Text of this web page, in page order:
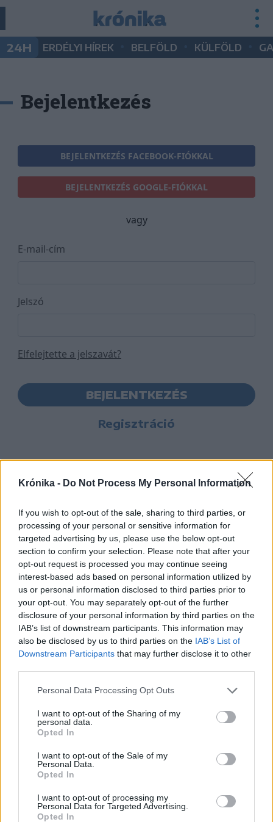
Krónika - Do Not Process My Personal Information
If you wish to opt-out of the sale, sharing to third parties, or
processing of your personal or sensitive information for
targeted advertising by us, please use the below opt-out
section to confirm your selection. Please note that after your
opt-out request is processed you may continue seeing
interest-based ads based on personal information utilized by
us or personal information disclosed to third parties prior to
your opt-out. You may separately opt-out of the further
disclosure of your personal information by third parties on the
IAB’s list of downstream participants. This information may
also be disclosed by us to third parties on the IAB’s List of
Downstream Participants that may further disclose it to other
Personal Data Processing Opt Outs
I want to opt-out of the Sharing of my
personal data.
Opted In
I want to opt-out of the Sale of my
Personal Data.
Opted In
I want to opt-out of processing my
Personal Data for Targeted Advertising.
Opted In
24H ERDÉLYI HÍREK BELFÖLD KÜLFÖLD
Bejelentkezés
BEJELENTKEZÉS FACEBOOK-FIÓKKAL
BEJELENTKEZÉS GOOGLE-FIÓKKAL
vagy
E-mail-cím
Jelszó
Elfelejtette a jelszavát?
BEJELENTKEZÉS
Regisztráció
Hasznos
Impresszum
Szerzői jogok
Adatvédelmi tájékoztató
Cookie-kezelési tájékoztató
Nyomtatott lapjaink archívuma
Médiaajánlat
Sütibeállítások
Médiatér